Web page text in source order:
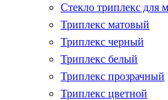
Стекло триплекс для
Триплекс матовый
Триплекс черный
Триплекс белый
Триплекс прозрачный
Триплекс цветной